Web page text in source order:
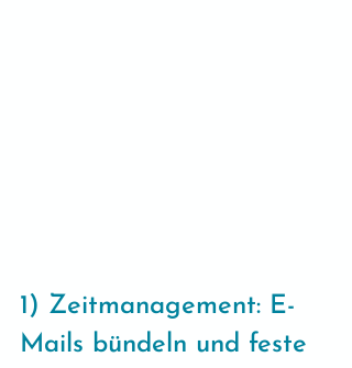
1) Zeitmanagement: E-
Mails bündeln und feste